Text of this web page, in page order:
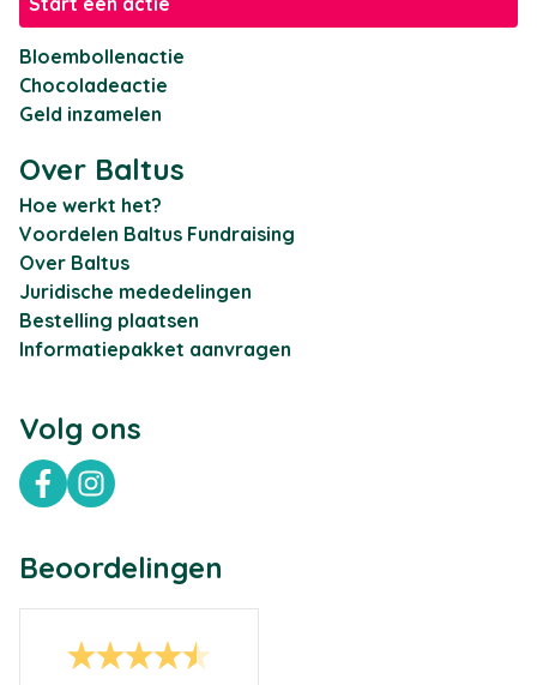
Bloembollenactie
Chocoladeactie
Geld inzamelen
Over Baltus
Hoe werkt het?
Voordelen Baltus Fundraising
Over Baltus
Juridische mededelingen
Bestelling plaatsen
Informatiepakket aanvragen
Volg ons
FacebookInstagram
Beoordelingen